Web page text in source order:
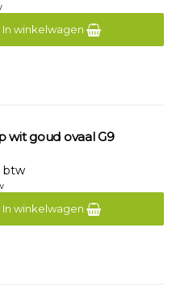
In winkelwagen
wit goud ovaal G9
btw
In winkelwagen